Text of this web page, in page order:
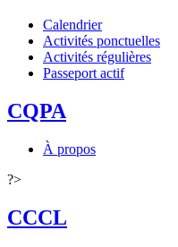
Calendrier
Activités ponctuelles
Activités régulières
Passeport actif
CQPA
À propos
?>
CCCL